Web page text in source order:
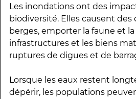
Les inondations ont des
biodiversité. Elles causent
berges, emporter la faune et
infrastructures et les biens
ruptures de digues et de
Lorsque les eaux restent
dépérir, les populations